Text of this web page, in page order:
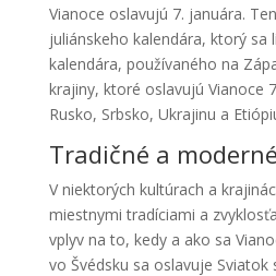
Vianoce oslavujú 7. januára.
juliánskeho kalendára, ktorý sa
kalendára, používaného na
krajiny, ktoré oslavujú Vianoce
Rusko, Srbsko, Ukrajinu a
Tradičné a
V niektorých kultúrach a
miestnymi tradíciami a
vplyv na to, kedy a ako sa
vo Švédsku sa oslavuje Sviatok